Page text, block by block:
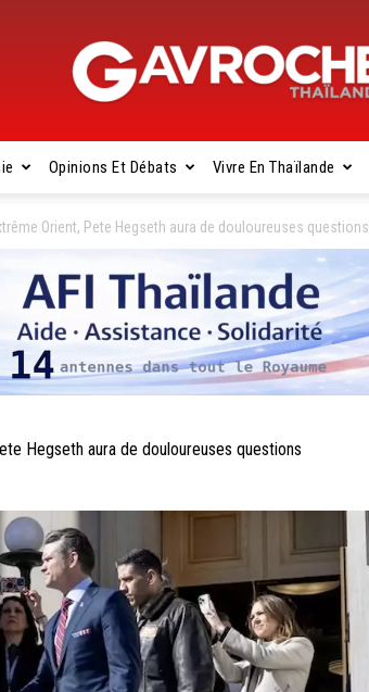
Gavroche
Thaïlande
Opinions Et Débats Vivre En Thaïlande
Orient, Pete Hegseth aura de douloureuses questions
Hegseth aura de douloureuses questions